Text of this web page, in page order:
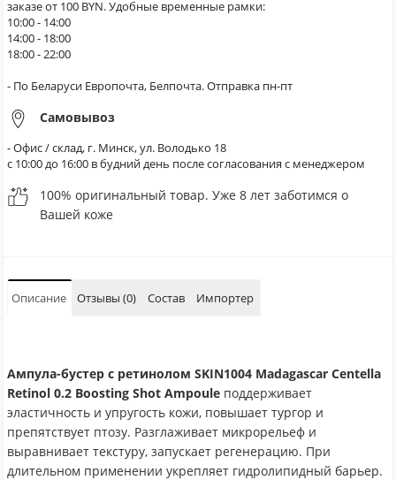
заказе от 100 BYN. Удобные временные рамки:
10:00 - 14:00
14:00 - 18:00
18:00 - 22:00
- По Беларуси Европочта, Белпочта. Отправка пн-пт
Самовывоз
- Офис / склад, г. Минск, ул. Володько 18
с 10:00 до 16:00 в будний день после согласования с менеджером
100% оригинальный товар. Уже 8 лет заботимся о
Вашей коже
Описание Отзывы (0) Состав Импортер
Ампула-бустер с ретинолом SKIN1004 Madagascar Centella
Retinol 0.2 Boosting Shot Ampoule поддерживает
эластичность и упругость кожи, повышает тургор и
препятствует птозу. Разглаживает микрорельеф и
выравнивает текстуру, запускает регенерацию. При
длительном применении укрепляет гидролипидный барьер.